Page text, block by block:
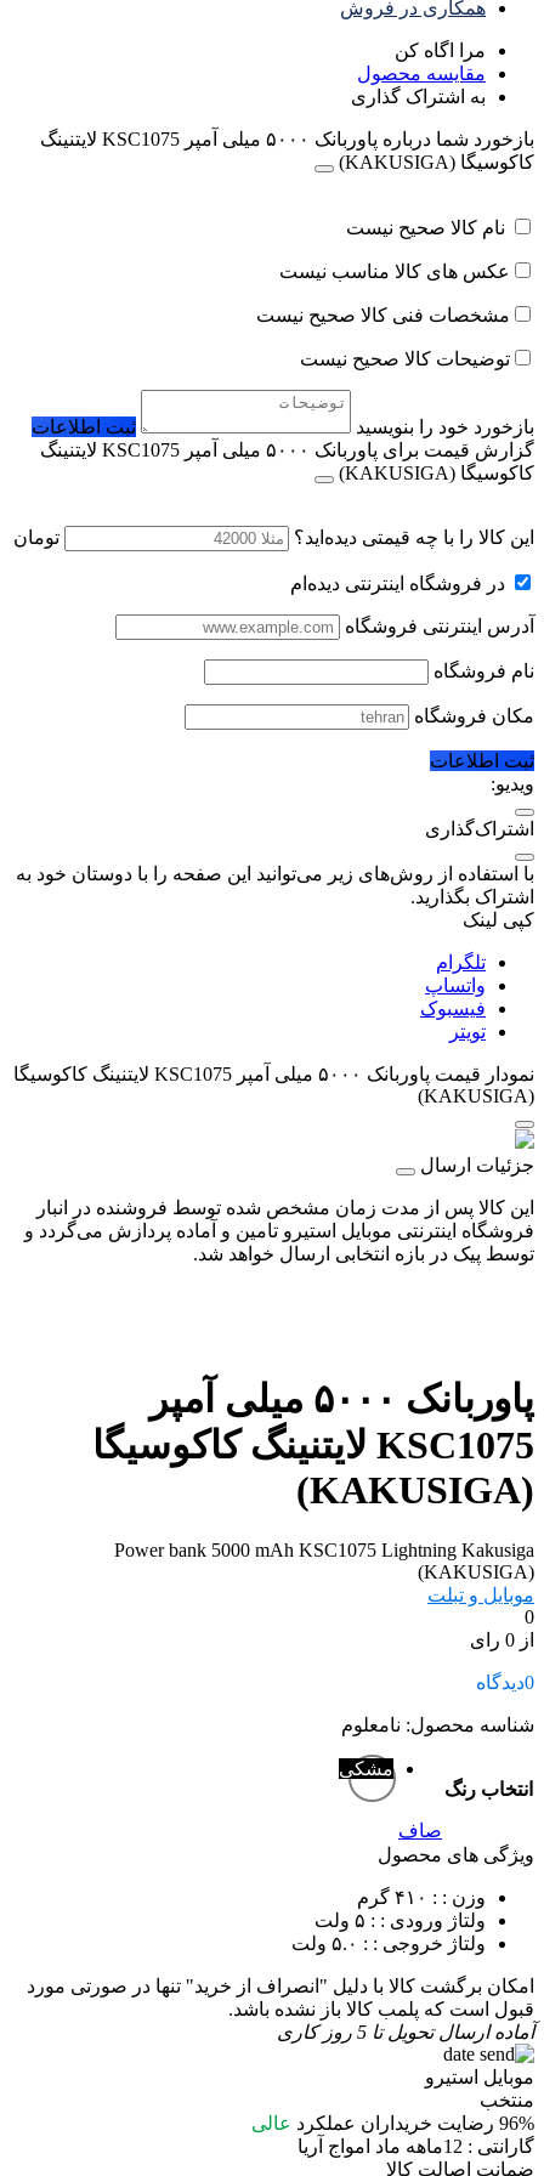
همکاری در فروش
مرا اگاه کن
مقایسه محصول
به اشتراک گذاری
بازخورد شما درباره پاوربانک ۵۰۰۰ میلی آمپر KSC1075 لایتنینگ
کاکوسیگا (KAKUSIGA)
نام کالا صحیح نیست
عکس های کالا مناسب نیست
مشخصات فنی کالا صحیح نیست
توضیحات کالا صحیح نیست
بازخورد خود را بنویسید
ثبت اطلاعات
گزارش قیمت برای پاوربانک ۵۰۰۰ میلی آمپر KSC1075 لایتنینگ
کاکوسیگا (KAKUSIGA)
این کالا را با چه قیمتی دیده‌اید؟ تومان
در فروشگاه اینترنتی دیده‌ام
آدرس اینترنتی فروشگاه
نام فروشگاه
مکان فروشگاه
ثبت اطلاعات
ویدیو:
اشتراک‌گذاری
با استفاده از روش‌های زیر می‌توانید این صفحه را با دوستان خود به
اشتراک بگذارید.
کپی لینک
تلگرام
واتساپ
فیسبوک
تویتر
نمودار قیمت
پاوربانک ۵۰۰۰ میلی آمپر KSC1075 لایتنینگ کاکوسیگا
(KAKUSIGA)
جزئیات ارسال
این کالا پس از مدت زمان مشخص شده توسط فروشنده در انبار
فروشگاه اینترنتی موبایل استیرو تامین و آماده پردازش می‌گردد و
توسط پیک در بازه انتخابی ارسال خواهد شد.
پاوربانک ۵۰۰۰ میلی آمپر
KSC1075 لایتنینگ کاکوسیگا
(KAKUSIGA)
Power bank 5000 mAh KSC1075 Lightning Kakusiga
(KAKUSIGA)
موبایل و تبلت
0
از 0 رای
0دیدگاه
شناسه محصول: نامعلوم
انتخاب رنگ
مشکی
صاف
ویژگی های محصول
وزن : : ۴۱۰ گرم
ولتاژ ورودی : : ۵ ولت
ولتاژ خروجی : : ۵.۰ ولت
امکان برگشت کالا با دلیل "انصراف از خرید" تنها در صورتی مورد
قبول است که پلمب کالا باز نشده باشد.
آماده ارسالتحویل تا 5 روز کاری
موبایل استیرو
منتخب
96% رضایت خریداران عملکرد عالی
گارانتی : 12ماهه ماد امواج آریا
ضمانت اصالت کالا